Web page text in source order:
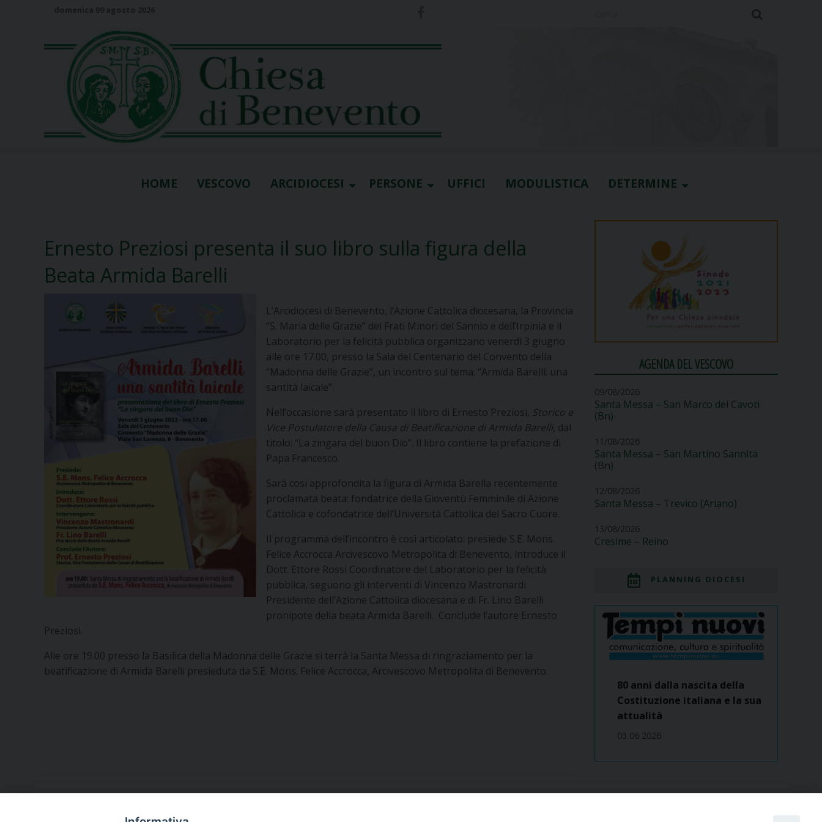
HOME VESCOVO ARCIDIOCESI PERSONE UFFICI MODULISTICA DETERMINE
Ernesto Preziosi presenta il suo libro sulla figura della
Beata Armida Barelli
L’Arcidiocesi di Benevento, l’Azione Cattolica diocesana, la Provincia
“S. Maria delle Grazie” dei Frati Minori del Sannio e dell’Irpinia e il
Laboratorio per la felicità pubblica organizzano venerdì 3 giugno
alle ore 17.00, presso la Sala del Centenario del Convento della
“Madonna delle Grazie”, un incontro sul tema: “Armida Barelli: una
santità laicale”.
Nell’occasione sarà presentato il libro di Ernesto Preziosi, Storico e
Vice Postulatore della Causa di Beatificazione di Armida Barelli, dal
titolo: “La zingara del buon Dio”. Il libro contiene la prefazione di
Papa Francesco.
Sarà così approfondita la figura di Armida Barella recentemente
proclamata beata: fondatrice della Gioventù Femminile di Azione
Cattolica e cofondatrice dell’Università Cattolica del Sacro Cuore.
Il programma dell’incontro è così articolato: presiede S.E. Mons.
Felice Accrocca Arcivescovo Metropolita di Benevento, introduce il
Dott. Ettore Rossi Coordinatore del Laboratorio per la felicità
pubblica, seguono gli interventi di Vincenzo Mastronardi
Presidente dell’Azione Cattolica diocesana e di Fr. Lino Barelli
pronipote della beata Armida Barelli. Conclude l’autore Ernesto
Preziosi.
Alle ore 19.00 presso la Basilica della Madonna delle Grazie si terrà la Santa Messa di ringraziamento per la
beatificazione di Armida Barelli presieduta da S.E. Mons. Felice Accrocca, Arcivescovo Metropolita di Benevento.
AGENDA DEL VESCOVO
09/08/2026
Santa Messa – San Marco dei Cavoti
(Bn)
11/08/2026
Santa Messa – San Martino Sannita
(Bn)
12/08/2026
Santa Messa – Trevico (Ariano)
13/08/2026
Cresime – Reino
PLANNING DIOCESI
80 anni dalla nascita della
Costituzione italiana e la sua
attualità
03 06 2026